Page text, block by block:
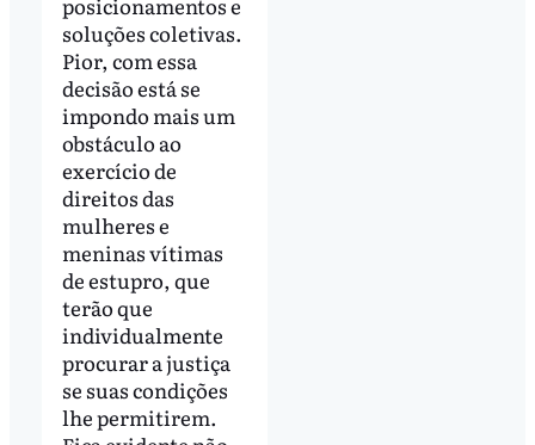
soluções coletivas.
Pior, com essa
decisão está se
impondo mais um
obstáculo ao
exercício de
direitos das
mulheres e
meninas vítimas
de estupro, que
terão que
individualmente
procurar a justiça
se suas condições
lhe permitirem.